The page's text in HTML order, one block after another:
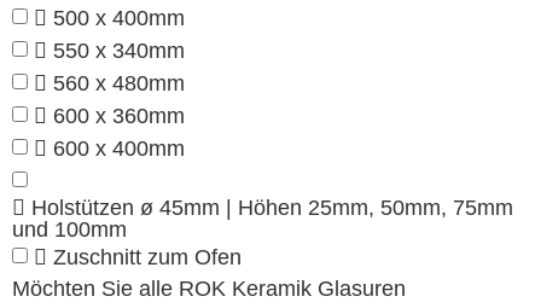
500 x 400mm
550 x 340mm
560 x 480mm
600 x 360mm
600 x 400mm
Holstützen ø 45mm | Höhen 25mm, 50mm, 75mm
und 100mm
Zuschnitt zum Ofen
Möchten Sie alle ROK Keramik Glasuren